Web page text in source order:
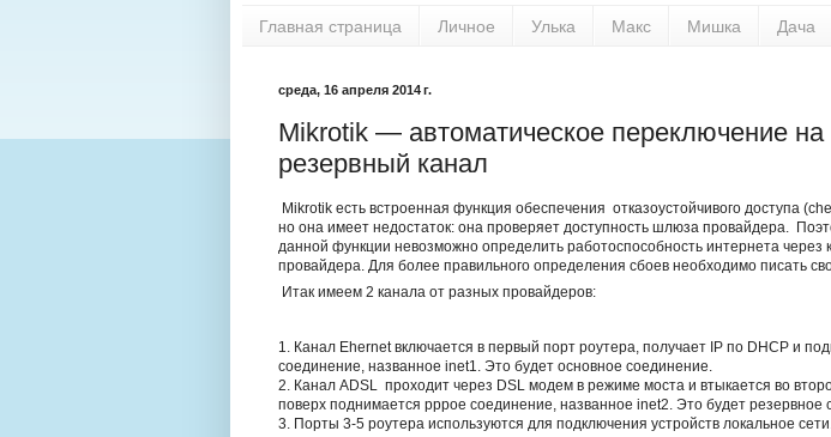
Главная страница Личное Улька Макс Мишка Дача
среда, 16 апреля 2014 г.
Mikrotik — автоматическое переключение на
резервный канал
Mikrotik есть встроенная функция обеспечения отказоустойчивого доступа
но она имеет недостаток: она проверяет доступность шлюза провайдера.
данной функции невозможно определить работоспособность интернета через
провайдера. Для более правильного определения сбоев необходимо писать
Итак имеем 2 канала от разных провайдеров:
1. Канал Ehernet включается в первый порт роутера, получает IP по DHCP и
соединение, названное inet1. Это будет основное соединение.
2. Канал ADSL проходит через DSL модем в режиме моста и втыкается во
поверх поднимается pppoe соединение, названное inet2. Это будет резервное
3. Порты 3-5 роутера используются для подключения устройств локальное